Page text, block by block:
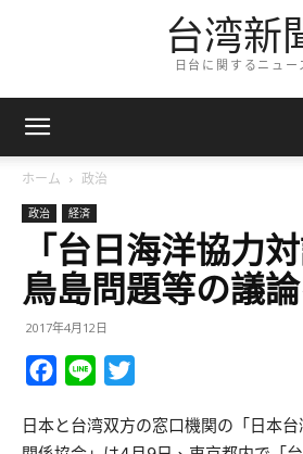
台湾新
日台に関するニュー
ホーム 政治
政治 経済
「台日海洋協力
鳥島問題等の議
2017年4月12日
Facebook
Line
日本と台湾双方の窓口機関の「日本